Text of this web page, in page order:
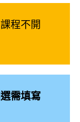
程不開
需填寫